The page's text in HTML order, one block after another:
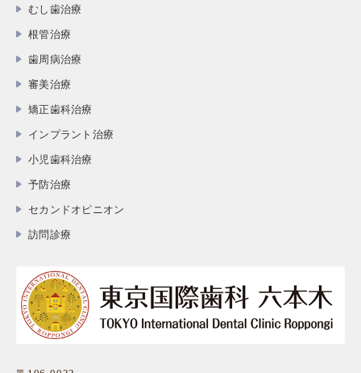
むし歯治療
根管治療
歯周病治療
審美治療
矯正歯科治療
インプラント治療
小児歯科治療
予防治療
セカンドオピニオン
訪問診療